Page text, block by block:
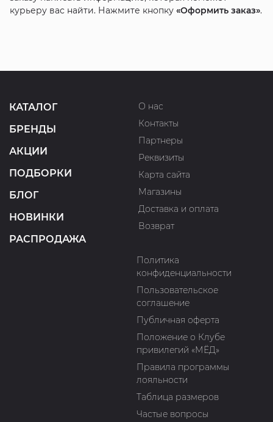
курьеру вас найти. Нажмите кнопку «Оформить заказ».
КАТАЛОГ
БРЕНДЫ
АКЦИИ
ПОДБОРКИ
БЛОГ
НОВИНКИ
РАСПРОДАЖА
О нас
Контакты
Партнеры
Реквизиты
Карта сайта
Магазины
Доставка и оплата
Возврат
Политика
конфиденциальности
Пользовательское
соглашение
Публичная оферта
Положение о Клубе
привилегий «МЁД»
Правила программы
лояльности
Таблица размеров
Частые вопросы